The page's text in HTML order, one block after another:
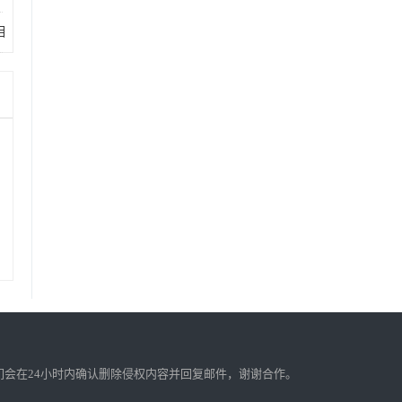
在24小时内确认删除侵权内容并回复邮件，谢谢合作。